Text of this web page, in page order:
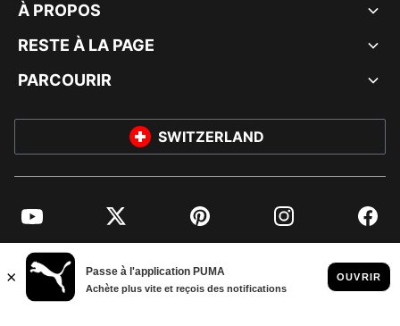
À PROPOS
RESTE À LA PAGE
PARCOURIR
SWITZERLAND
YouTube Twitter Pinterest Instagram
© PUMA EUROPE GMBH, 2026. TOUS DROITS RÉSERVÉS
MENTIONS ET DONNÉES LÉGALES